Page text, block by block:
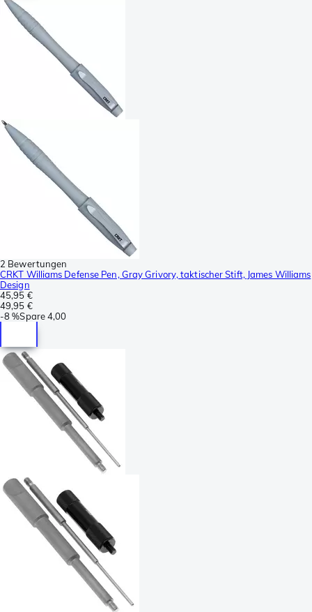
2 Bewertungen
CRKT Williams Defense Pen, Gray Grivory, taktischer Stift, James Williams
Design
45,95 €
49,95 €
-8 %Spare4,00